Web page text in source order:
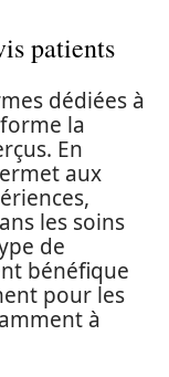
patients
dédiées à
la
En
aux
les soins
de
bénéfique
pour les
à